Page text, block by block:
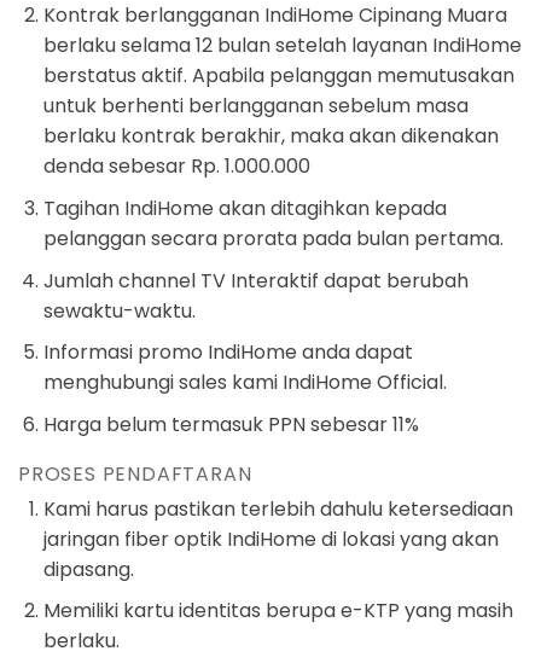
Kontrak berlangganan IndiHome Cipinang Muara
berlaku selama 12 bulan setelah layanan IndiHome
berstatus aktif. Apabila pelanggan memutusakan
untuk berhenti berlangganan sebelum masa
berlaku kontrak berakhir, maka akan dikenakan
denda sebesar Rp. 1.000.000
Tagihan IndiHome akan ditagihkan kepada
pelanggan secara prorata pada bulan pertama.
Jumlah channel TV Interaktif dapat berubah
sewaktu-waktu.
Informasi promo IndiHome anda dapat
menghubungi sales kami IndiHome Official.
Harga belum termasuk PPN sebesar 11%
PROSES PENDAFTARAN
Kami harus pastikan terlebih dahulu ketersediaan
jaringan fiber optik IndiHome di lokasi yang akan
dipasang.
Memiliki kartu identitas berupa e-KTP yang masih
berlaku.